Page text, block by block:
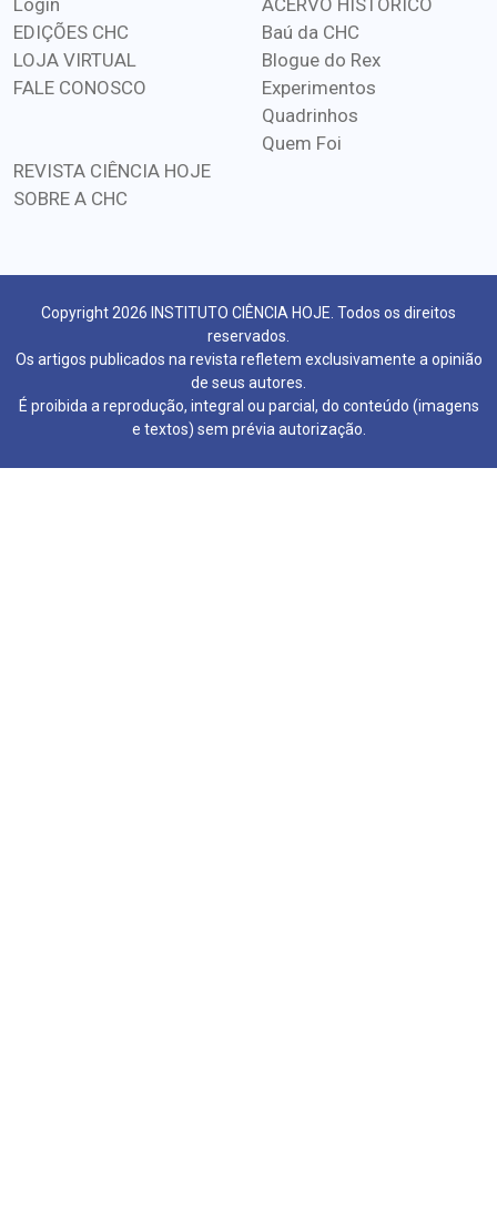
EDIÇÕES CHC
LOJA VIRTUAL
FALE CONOSCO
Baú da CHC
Blogue do Rex
Experimentos
Quadrinhos
Quem Foi
REVISTA CIÊNCIA HOJE
SOBRE A CHC
Copyright 2026 INSTITUTO CIÊNCIA HOJE. Todos os direitos
reservados.
Os artigos publicados na revista refletem exclusivamente a opinião
de seus autores.
É proibida a reprodução, integral ou parcial, do conteúdo (imagens
e textos) sem prévia autorização.